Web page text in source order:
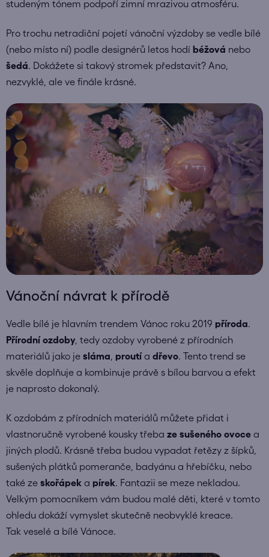
studeným tónem podpoří zimní mrazivou atmosféru.
Pro trochu netradiční pojetí vánoční výzdoby se vedle bílé
(nebo místo ní) podle designérů letos hodí béžová nebo
šedá. Dokážete si takový stromek představit? Ano,
nezvyklé, ale ve finále krásné.
Vánoční návrat k přírodě
Vedle bílé je hlavním trendem Vánoc roku 2019 příroda
Přírodní ozdoby, tedy ozdoby vyrobené z přírodních
materiálů jako je sláma proutía dřevo . Tento trend se
skvěle doplňuje a kombinuje právě s bílou barvou a efekt
je naprosto dokonalý.
K ozdobám z přírodních materiálů můžete přidat i
vlastnoručně vyrobené kousky třeba ze sušeného ovoce a
jiných plodů. Krásně třeba budou vypadat řetězy z šípků,
sušených plátků pomeranče, badyánu a hřebíčku, nebo
také ze skořápek a pírek . Fantazii se meze nekladou.
Velkým pomocníkem vám budou malé děti, které v tomto
ohledu dokáží vymyslet skutečně neobvyklé kreace.
Tak veselé a bílé Vánoce.